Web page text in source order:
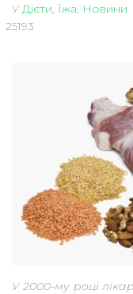
У Дієти Їжа Новини
25193
У 2000-му році